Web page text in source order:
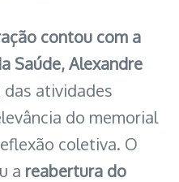
contou com a
Saúde, Alexandre
atividades
do memorial
coletiva. O
a reabertura do